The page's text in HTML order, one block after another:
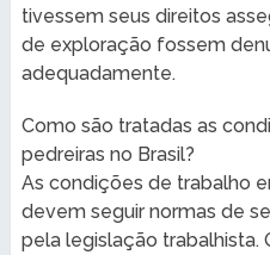
tivessem seus direitos
de exploração fossem
adequadamente.
Como são tratadas as
pedreiras no Brasil?
As condições de trabalho
devem seguir normas de
pela legislação trabalhista.